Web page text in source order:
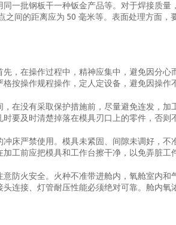
一批钢板干一种钣金产品等。对于焊接质
之间的距离应为 50 毫米等。表面处理方面
，在操作过程中，精神应集中，避免因分心
按操作规程操作，定人定设备，避免因操作
在没有采取保护措施前，尽量避免连发，
要及时清楚掉落在模具刃口上的零件，否则
床严禁使用。模具未紧固、间隙未调好，
工前应把模具和工作台擦干净，以免弄脏工
防火安全。火种不准带进舱内，氧舱室内
连接、灯管耐压性能必须绝对可靠。舱内氧